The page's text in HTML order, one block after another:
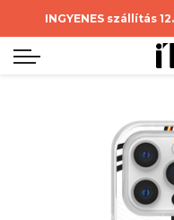
INGYENES szállítás